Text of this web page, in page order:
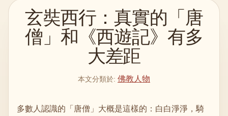
玄奘西行：真實的「唐
僧」和《西遊記》有多
大差距
本文分類於: 佛教人物
多數人認識的「唐僧」大概是這樣的：白白淨淨，騎